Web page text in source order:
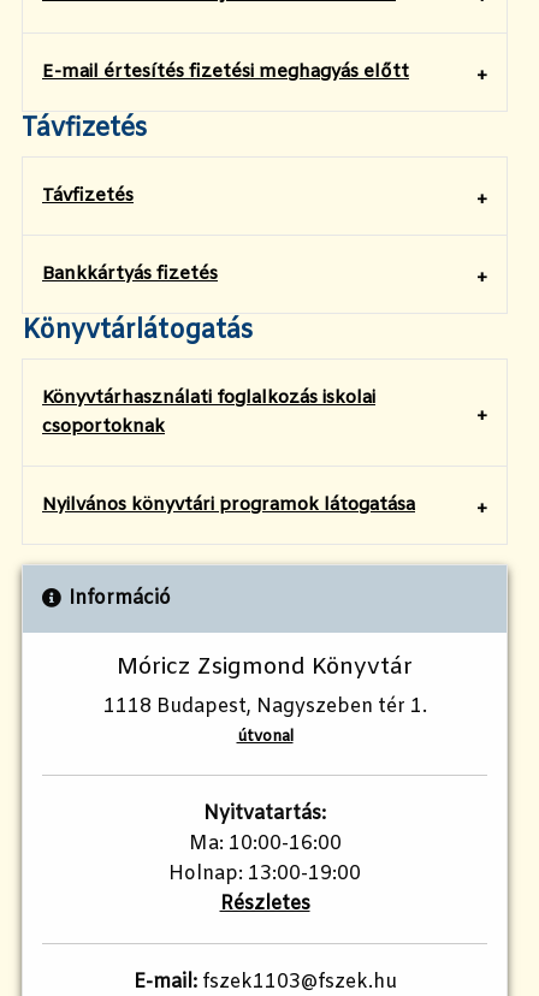
E-mail értesítés fizetési meghagyás előtt
Távfizetés
Távfizetés
Bankkártyás fizetés
Könyvtárlátogatás
Könyvtárhasználati foglalkozás iskolai
csoportoknak
Nyilvános könyvtári programok látogatása
Információ
Móricz Zsigmond Könyvtár
1118 Budapest, Nagyszeben tér 1.
útvonal
Nyitvatartás:
Ma: 10:00-16:00
Holnap: 13:00-19:00
Részletes
E-mail:fszek1103@fszek.hu